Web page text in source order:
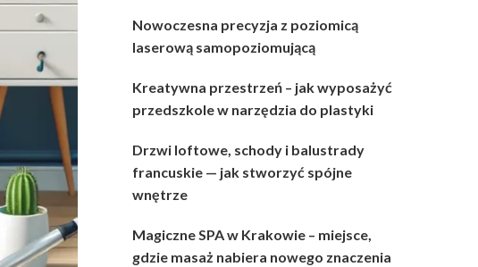
Nowoczesna precyzja z poziomicą
laserową samopoziomującą
Kreatywna przestrzeń – jak wyposażyć
przedszkole w narzędzia do plastyki
Drzwi loftowe, schody i balustrady
francuskie — jak stworzyć spójne
wnętrze
Magiczne SPA w Krakowie – miejsce,
gdzie masaż nabiera nowego znaczenia